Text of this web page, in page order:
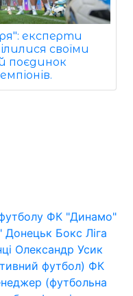
експерти
своїми
поєдинок
ФК "Динамо"
Донецьк Бокс Ліга
Олександр Усик
футбол) ФК
(футбольна